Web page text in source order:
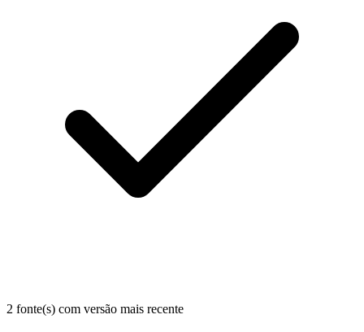
2 fonte(s) com versão mais recente